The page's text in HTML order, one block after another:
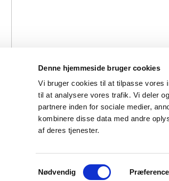
Denne hjemmeside bruger cookies
Vi bruger cookies til at tilpasse vores
til at analysere vores trafik. Vi deler
partnere inden for sociale medier,
kombinere disse data med andre
af deres tjenester.
Samtykkevalg
Nødvendig
Strandberg Publishing Klareboderne 3